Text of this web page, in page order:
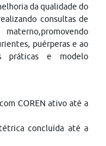
da qualidade do
consultas de
puérperas e ao
práticas e modelo
COREN ativo até a
concluída até a